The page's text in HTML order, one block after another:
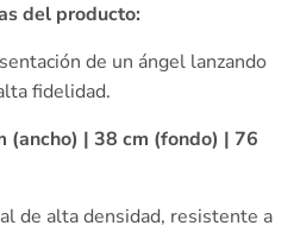
del producto:
de un ángel lanzando
fidelidad.
(ancho) | 38 cm (fondo) | 76
de alta densidad, resistente a